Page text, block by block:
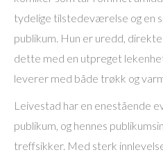
tydelige tilstedeværelse og en
publikum. Hun er uredd,
dette med en utpreget
leverer med både trøkk og
Leivestad har en enestående
publikum, og hennes
treffsikker. Med sterk